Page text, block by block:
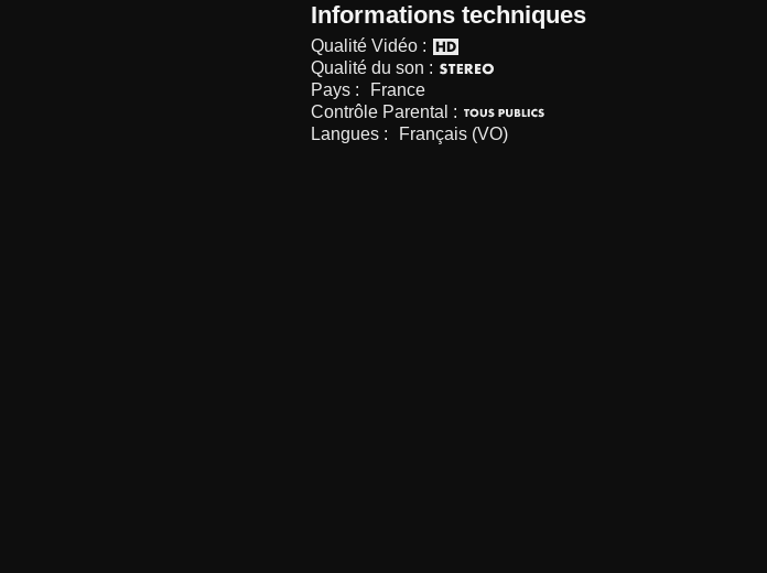
Informations techniques
Qualité Vidéo :
Qualité du son :
Pays :
France
Contrôle Parental :
Langues :
Français (VO)